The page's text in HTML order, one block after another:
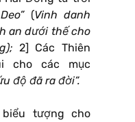
(Vinh danh
an dưới thế cho
2] Các Thiên
cho các mục
độ đã ra đời”.
tượng cho